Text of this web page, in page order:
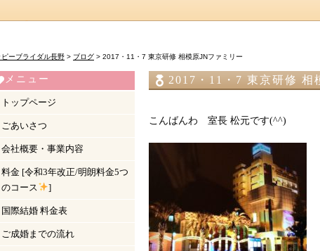
ピーブライダル長野 > ブログ > 2017・11・7 東京研修 相模原JNファミリー
2017・11・7 東京研修 相
こんばんわ 室長 松元です(^^)
メニュー
トップページ
ごあいさつ
会社概要・事業内容
料金 [令和3年改正/明朗料金5つ
のコース
]
国際結婚 料金表
ご成婚までの流れ